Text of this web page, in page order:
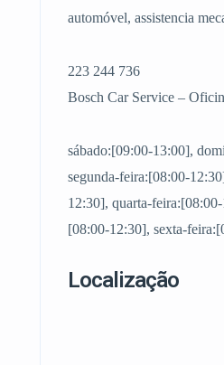
automóvel, assistencia
223 244 736
Bosch Car Service –
sábado:[09:00-13:00],
segunda-feira:[08:00-
12:30], quarta-
[08:00-12:30], sexta-
Localização